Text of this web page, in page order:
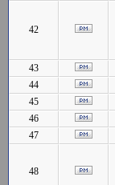
42
43
44
45
46
47
48